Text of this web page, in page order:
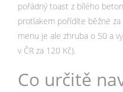
pořádný toast z bílého
protlakem pořídíte běžné
menu je ale zhruba o 50 a
v ČR za 120 Kč).
Co určitě